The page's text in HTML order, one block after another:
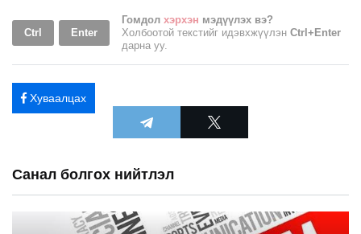
Ctrl Enter
Гомдол хэрхэн мэдүүлэх вэ?
Холбоотой текстийг идэвхжүүлэн Ctrl+Enter
дарна уу.
Хуваалцах
Санал болгох нийтлэл